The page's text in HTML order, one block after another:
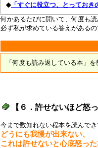
◆「すぐに役立つ、とっておき
何かあるたびに開いて、何度も
必ず私が求めている答えがある
「何度も読み返している本」
【６．許せないほど怒
今まで数知れない程本を読んで
どうにも我慢が出来ない、
これは許せないと心底怒っ